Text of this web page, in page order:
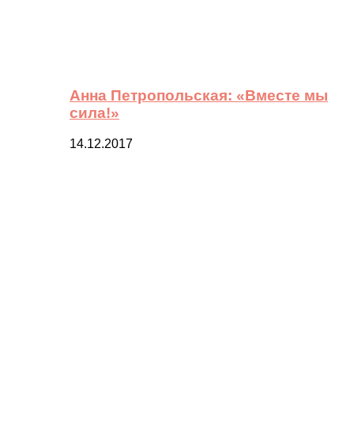
Анна Петропольская: «Вместе мы
сила!»
14.12.2017